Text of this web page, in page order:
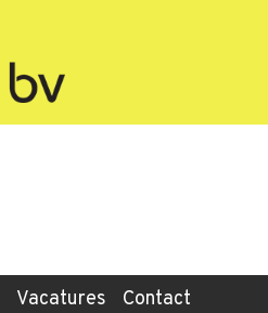
Vacatures Contact